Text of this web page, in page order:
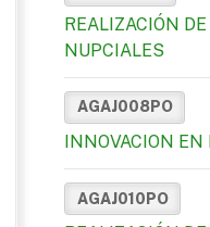
REALIZACIÓN
NUPCIALES
AGAJ008PO
INNOVACION
AGAJ010PO